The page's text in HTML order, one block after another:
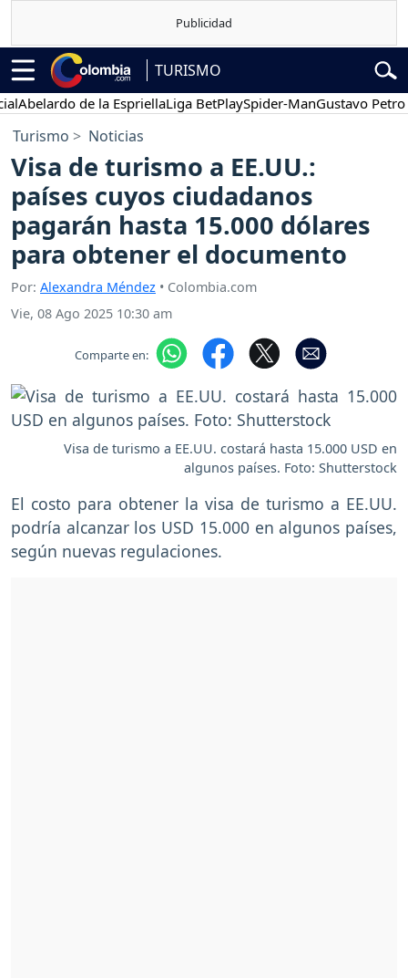
TURISMO
de la EspriellaLiga BetPlaySpider-ManGustavo Petro
Turismo Noticias
Visa de turismo a EE.UU.:
países cuyos ciudadanos
pagarán hasta 15.000 dólares
para obtener el documento
Por: Alexandra Méndez • Colombia.com
Vie, 08 Ago 2025 10:30 am
Comparte en:
Visa de turismo a EE.UU. costará hasta 15.000 USD en
algunos países. Foto: Shutterstock
El costo para obtener la visa de turismo a EE.UU.
podría alcanzar los USD 15.000 en algunos países,
según nuevas regulaciones.